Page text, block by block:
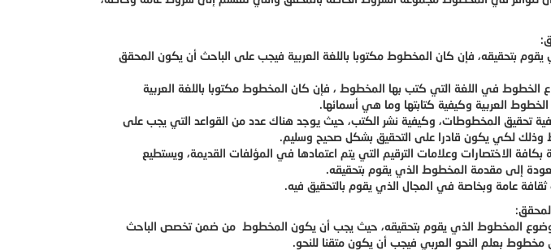
بتحقيقه، فإن كان المخطوط مكتوبا باللغة العربية فيجب على الباحث أن يكون المحقق
الخطوط في اللغة التي كتب بها المخطوط ، فإن كان المخطوط مكتوبا باللغة العربية
العربية وكيفية كتابتها وما هي أسمائها.
تحقيق المخطوطات، وكيفية نشر الكتب، حيث يوجد هناك عدد من القواعد التي يجب على
وذلك لكي يكون قادرا على التحقيق بشكل صحيح وسليم.
الاختصارات وعلامات الترقيم التي يتم اعتمادها في المؤلفات القديمة، ويستطيع
إلى مقدمة المخطوط الذي يقوم بتحقيقه.
عامة وبخاصة في المجال الذي يقوم بالتحقيق فيه.
المخطوط الذي يقوم بتحقيقه، حيث يجب أن يكون المخطوط من ضمن تخصص الباحث
مخطوط بعلم النحو العربي فيجب أن يكون متقنا للنحو.